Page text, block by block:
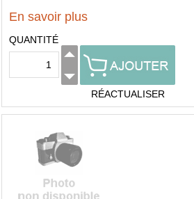
En savoir plus
QUANTITÉ
RÉACTUALISER